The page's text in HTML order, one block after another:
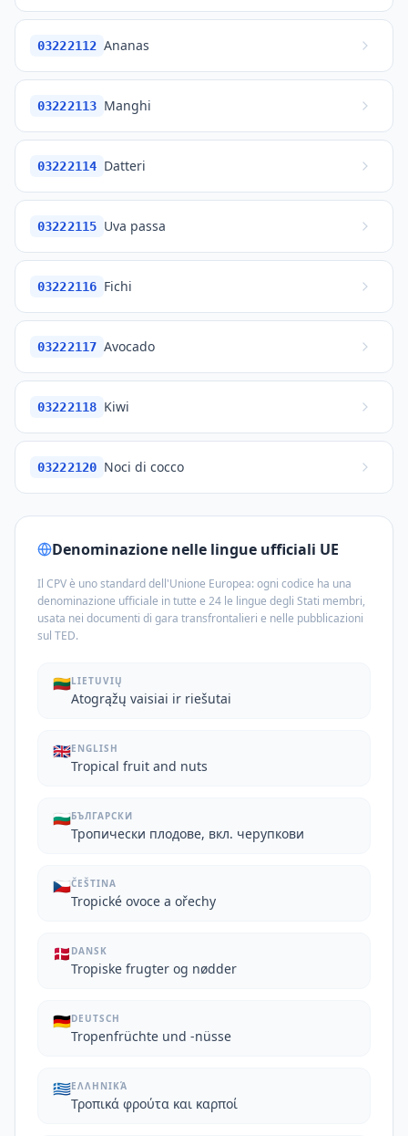
03222112 Ananas
03222113 Manghi
03222114 Datteri
03222115 Uva passa
03222116 Fichi
03222117 Avocado
03222118 Kiwi
03222120 Noci di cocco
Denominazione nelle lingue ufficiali UE
Il CPV è uno standard dell'Unione Europea: ogni codice ha una
denominazione ufficiale in tutte e 24 le lingue degli Stati membri,
usata nei documenti di gara transfrontalieri e nelle pubblicazioni
sul TED.
🇱🇹LIETUVIŲ
Atogrąžų vaisiai ir riešutai
🇬🇧ENGLISH
Tropical fruit and nuts
🇧🇬БЪЛГАРСКИ
Тропически плодове, вкл. черупкови
🇨🇿ČEŠTINA
Tropické ovoce a ořechy
🇩🇰 DANSK
Tropiske frugter og nødder
🇩🇪DEUTSCH
Tropenfrüchte und -nüsse
🇬🇷ΕΛΛΗΝΙΚΆ
Τροπικά φρούτα και καρποί